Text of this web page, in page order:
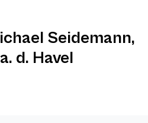
Seidemann,
d. Havel